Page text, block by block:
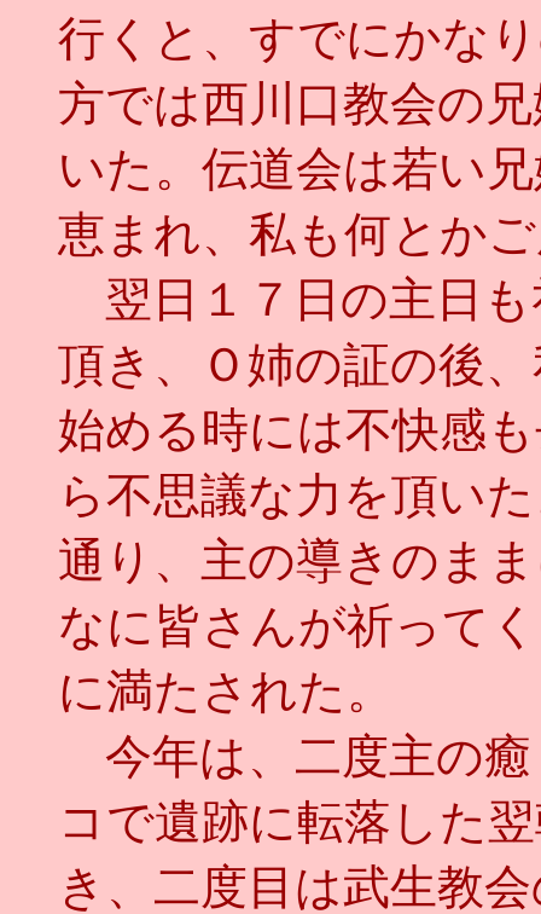
行くと、すでにかな
方では西川口教会の
いた。伝道会は若い
恵まれ、私も何とか
翌日１７日の主日
頂き、Ｏ姉の証の後
始める時には不快感
ら不思議な力を頂い
通り、主の導きのま
なに皆さんが祈って
に満たされた。
今年は、二度主の
コで遺跡に転落した
き、二度目は武生教